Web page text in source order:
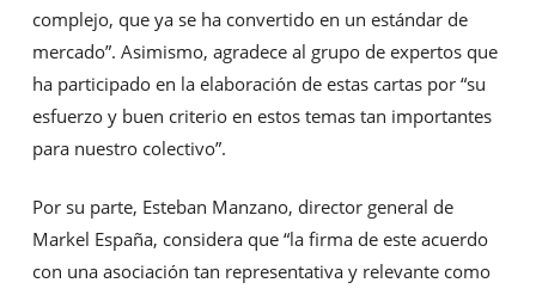
complejo, que ya se ha convertido en un estándar de
mercado”. Asimismo, agradece al grupo de expertos que
ha participado en la elaboración de estas cartas por “su
esfuerzo y buen criterio en estos temas tan importantes
para nuestro colectivo”.
Por su parte, Esteban Manzano, director general de
Markel España, considera que “la firma de este acuerdo
con una asociación tan representativa y relevante como